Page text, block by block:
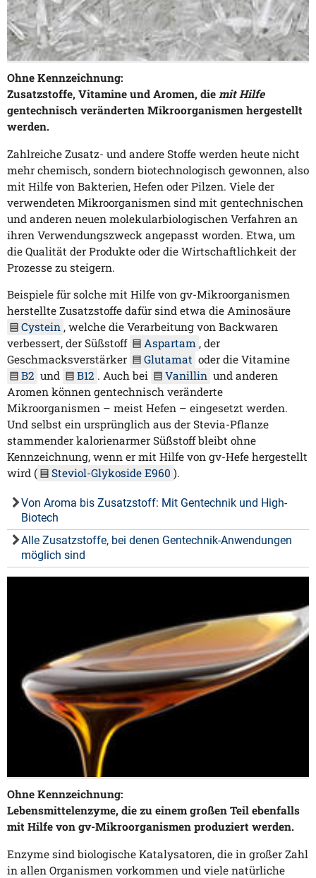
Ohne Kennzeichnung:
Zusatzstoffe, Vitamine und Aromen, die mit Hilfe
gentechnisch veränderten Mikroorganismen hergestellt
werden.
Zahlreiche Zusatz- und andere Stoffe werden heute nicht
mehr chemisch, sondern biotechnologisch gewonnen, also
mit Hilfe von Bakterien, Hefen oder Pilzen. Viele der
verwendeten Mikroorganismen sind mit gentechnischen
und anderen neuen molekularbiologischen Verfahren an
ihren Verwendungszweck angepasst worden. Etwa, um
die Qualität der Produkte oder die Wirtschaftlichkeit der
Prozesse zu steigern.
Beispiele für solche mit Hilfe von gv-Mikroorganismen
herstellte Zusatzstoffe dafür sind etwa die Aminosäure
Cystein , welche die Verarbeitung von Backwaren
verbessert, der Süßstoff
Aspartam , der
Geschmacksverstärker
Glutamat oder die Vitamine
B2 und B12 . Auch bei Vanillin und anderen
Aromen können gentechnisch veränderte
Mikroorganismen – meist Hefen – eingesetzt werden.
Und selbst ein ursprünglich aus der Stevia-Pflanze
stammender kalorienarmer Süßstoff bleibt ohne
Kennzeichnung, wenn er mit Hilfe von gv-Hefe hergestellt
wird (
Steviol-Glykoside E960 ).
Von Aroma bis Zusatzstoff: Mit Gentechnik und High-
Biotech
Alle Zusatzstoffe, bei denen Gentechnik-Anwendungen
möglich sind
Ohne Kennzeichnung:
Lebensmittelenzyme, die zu einem großen Teil ebenfalls
mit Hilfe von gv-Mikroorganismen produziert werden.
Enzyme sind biologische Katalysatoren, die in großer Zahl
in allen Organismen vorkommen und viele natürliche